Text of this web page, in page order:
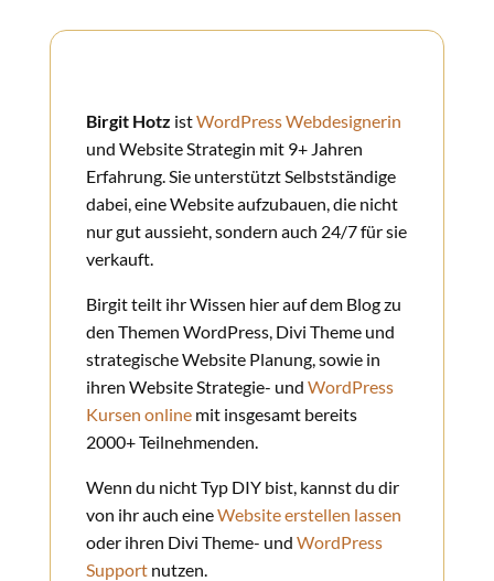
Birgit Hotz istWordPress Webdesignerin
und Website Strategin mit 9+ Jahren
Erfahrung. Sie unterstützt Selbstständige
dabei, eine Website aufzubauen, die nicht
nur gut aussieht, sondern auch 24/7 für sie
verkauft.
Birgit teilt ihr Wissen hier auf dem Blog zu
den Themen WordPress, Divi Theme und
strategische Website Planung, sowie in
ihren Website Strategie- und WordPress
Kursen onlinemit insgesamt bereits
2000+ Teilnehmenden.
Wenn du nicht Typ DIY bist, kannst du dir
von ihr auch eineWebsite erstellen lassen
oder ihren Divi Theme- und WordPress
Supportnutzen.